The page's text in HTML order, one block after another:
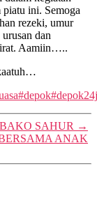
piatu ini. Semoga
rezeki, umur
dan
Aamiin…..
#depok
SAHUR →
ANAK